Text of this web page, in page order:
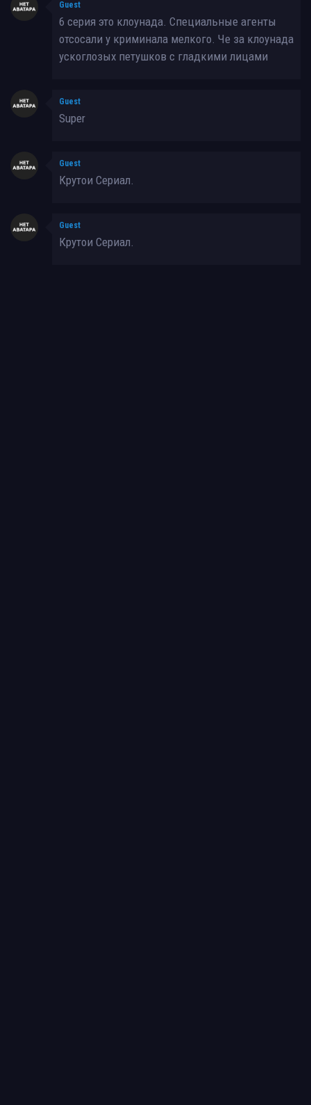
Guest
6 серия это клоунада. Специальные агенты
отсосали у криминала мелкого. Че за клоунада
ускоглозых петушков с гладкими лицами
Guest
Super
Guest
Крутои Сериал.
Guest
Крутои Сериал.